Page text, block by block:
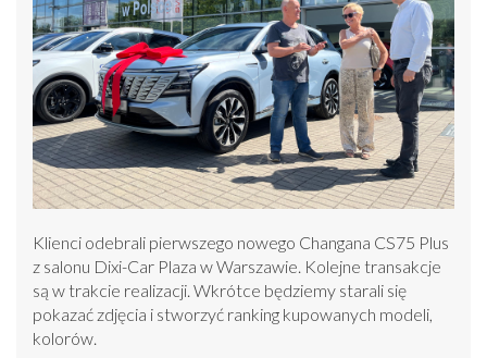
Klienci odebrali pierwszego nowego Changana CS75 Plus
z salonu Dixi-Car Plaza w Warszawie. Kolejne transakcje
są w trakcie realizacji. Wkrótce będziemy starali się
pokazać zdjęcia i stworzyć ranking kupowanych modeli,
kolorów.